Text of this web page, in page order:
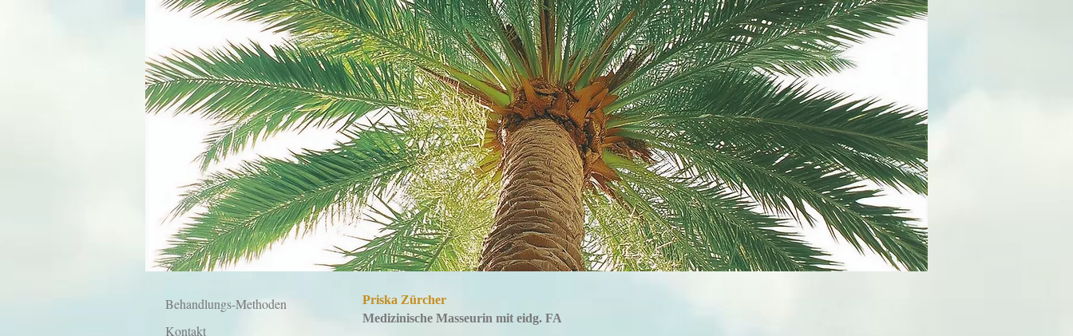
Behandlungs-Methoden
Kontakt
Priska Zürcher
Medizinische Masseurin mit eidg. FA